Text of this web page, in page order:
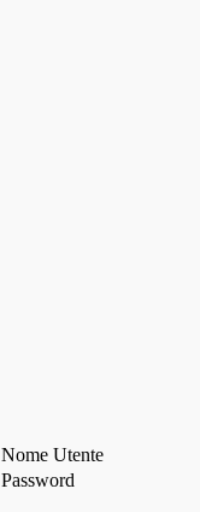
Nome Utente
Password